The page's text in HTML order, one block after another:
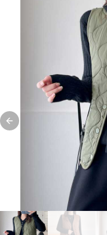
Previous slide